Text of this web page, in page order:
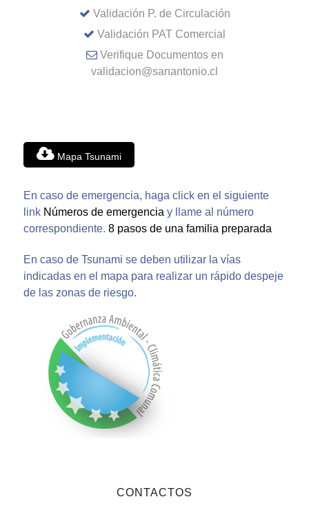
Validación P. de Circulación
Validación PAT Comercial
Verifique Documentos en
validacion@sanantonio.cl
Mapa Tsunami
En caso de emergencia, haga click en el siguiente
link Números de emergencia y llame al número
correspondiente. 8 pasos de una familia preparada
En caso de Tsunami se deben utilizar la vías
indicadas en el mapa para realizar un rápido despeje
de las zonas de riesgo.
CONTACTOS